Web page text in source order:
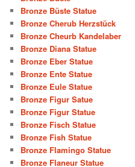
Bronze Büste Statue
Bronze Cherub Herzstück
Bronze Cheurb Kandelaber
Bronze Diana Statue
Bronze Eber Statue
Bronze Ente Statue
Bronze Eule Statue
Bronze Figur Satue
Bronze Figur Statue
Bronze Fisch Statue
Bronze Fish Statue
Bronze Flamingo Statue
Bronze Flaneur Statue